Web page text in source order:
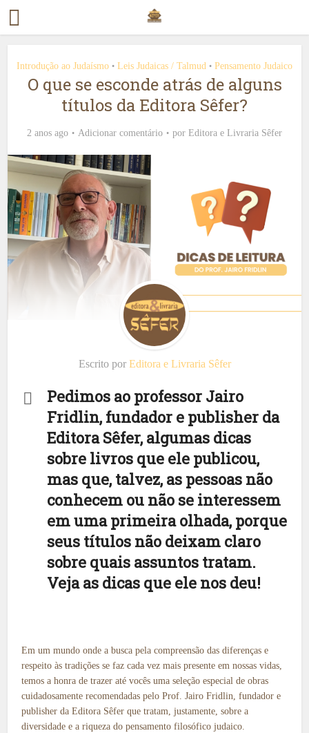
Introdução ao Judaísmo • Leis Judaicas / Talmud • Pensamento Judaico
O que se esconde atrás de alguns
títulos da Editora Sêfer?
2 anos ago Adicionar comentário por Editora e Livraria Sêfer
Escrito por Editora e Livraria Sêfer
Pedimos ao professor Jairo
Fridlin, fundador e publisher da
Editora Sêfer, algumas dicas
sobre livros que ele publicou,
mas que, talvez, as pessoas não
conhecem ou não se interessem
em uma primeira olhada, porque
seus títulos não deixam claro
sobre quais assuntos tratam.
Veja as dicas que ele nos deu!
Em um mundo onde a busca pela compreensão das diferenças e
respeito às tradições se faz cada vez mais presente em nossas vidas,
temos a honra de trazer até vocês uma seleção especial de obras
cuidadosamente recomendadas pelo Prof. Jairo Fridlin, fundador e
publisher da Editora Sêfer que tratam, justamente, sobre a
diversidade e a riqueza do pensamento filosófico judaico.